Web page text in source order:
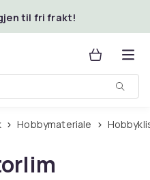
til fri frakt!
Hobbymateriale